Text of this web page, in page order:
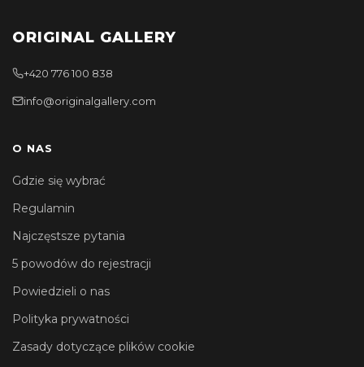
ORIGINAL GALLERY
+420 776 100 838
info@originalgallery.com
O NAS
Gdzie się wybrać
Regulamin
Najczęstsze pytania
5 powodów do rejestracji
Powiedzieli o nas
Polityka prywatności
Zasady dotyczące plików cookie